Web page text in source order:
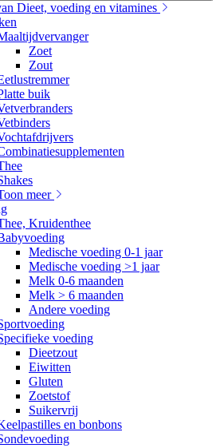
Dieet, voeding en vitamines
Zoet
Zout
buik
meer
Kruidenthee
Medische voeding 0-1 jaar
Medische voeding >1 jaar
Melk 0-6 maanden
Melk > 6 maanden
Andere voeding
voeding
Dieetzout
Eiwitten
Gluten
Zoetstof
Suikervrij
en bonbons